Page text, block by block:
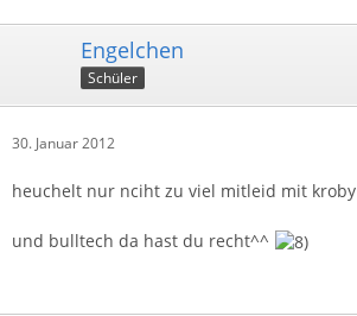
Engelchen
Schüler
30. Januar 2012
heuchelt nur nciht zu viel mitleid mit kroby
und bulltech da hast du recht^^